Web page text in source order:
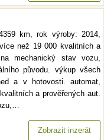
km, rok výroby: 2014,
než 19 000 kvalitních a
mechanický stav vozu,
původu. výkup všech
a v hotovosti. automat,
a prověřených aut.
Zobrazit inzerát